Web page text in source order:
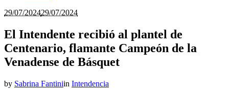
29/07/202429/07/2024
El Intendente recibió al plantel de
Centenario, flamante Campeón de la
Venadense de Básquet
by Sabrina Fantiniin Intendencia